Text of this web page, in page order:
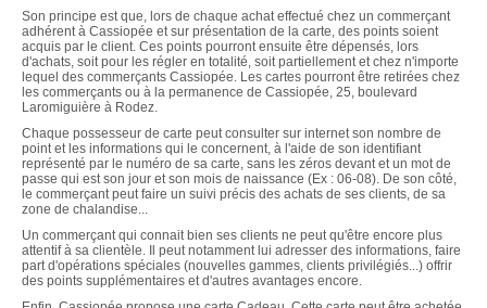
Son principe est que, lors de chaque achat effectué chez un commerçant
adhérent à Cassiopée et sur présentation de la carte, des points soient
acquis par le client. Ces points pourront ensuite être dépensés, lors
d'achats, soit pour les régler en totalité, soit partiellement et chez n'importe
lequel des commerçants Cassiopée. Les cartes pourront être retirées chez
les commerçants ou à la permanence de Cassiopée, 25, boulevard
Laromiguière à Rodez.
Chaque possesseur de carte peut consulter sur internet son nombre de
point et les informations qui le concernent, à l'aide de son identifiant
représenté par le numéro de sa carte, sans les zéros devant et un mot de
passe qui est son jour et son mois de naissance (Ex : 06-08). De son côté,
le commerçant peut faire un suivi précis des achats de ses clients, de sa
zone de chalandise...
Un commerçant qui connait bien ses clients ne peut qu'être encore plus
attentif à sa clientèle. Il peut notamment lui adresser des informations, faire
part d'opérations spéciales (nouvelles gammes, clients privilégiés...) offrir
des points supplémentaires et d'autres avantages encore.